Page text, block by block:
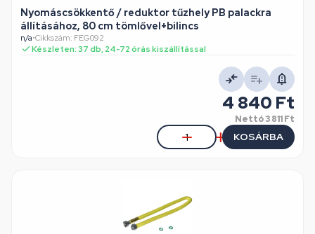
Nyomáscsökkentő / reduktor tűzhely PB palackra
állításához, 80 cm tömlővel+bilincs
n/a•Cikkszám: FEG092
Készleten: 37 db, 24-72 órás kiszállítással
4 840 Ft
Nettó3 811 Ft
KOSÁRBA